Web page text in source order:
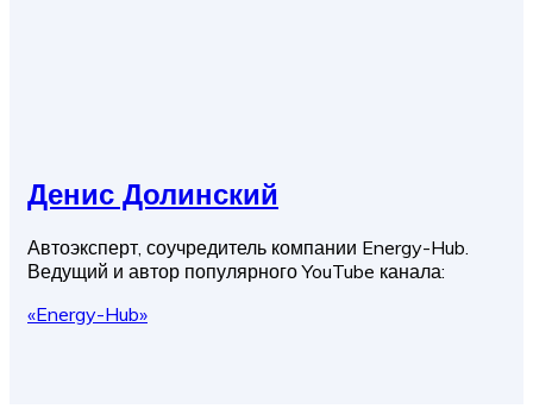
Денис Долинский
Автоэксперт, соучредитель компании Energy-Hub.
Ведущий и автор популярного YouTube канала:
«Energy-Hub»